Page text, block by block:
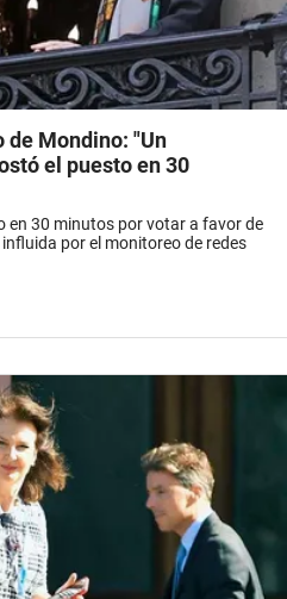
Mondino: "Un
el puesto en 30
en 30 minutos por votar a favor de
por el monitoreo de redes